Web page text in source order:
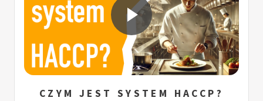
CZYM JEST SYSTEM HACCP?